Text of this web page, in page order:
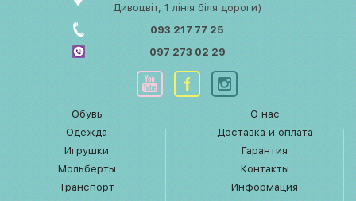
Дивоцвіт, 1 лінія біля дороги)
093 217 77 25
097 273 02 29
Обувь
Одежда
Игрушки
Мольберты
Транспорт
О нас
Доставка и оплата
Гарантия
Контакты
Информация